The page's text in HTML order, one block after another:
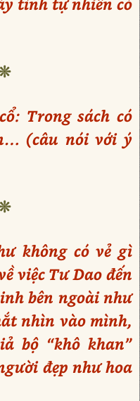
Trong sách có
(câu nói với ý
không có vẻ gì
việc Tư Dao đến
bên ngoài như
nhìn vào mình,
bộ “khô khan”
đẹp như hoa